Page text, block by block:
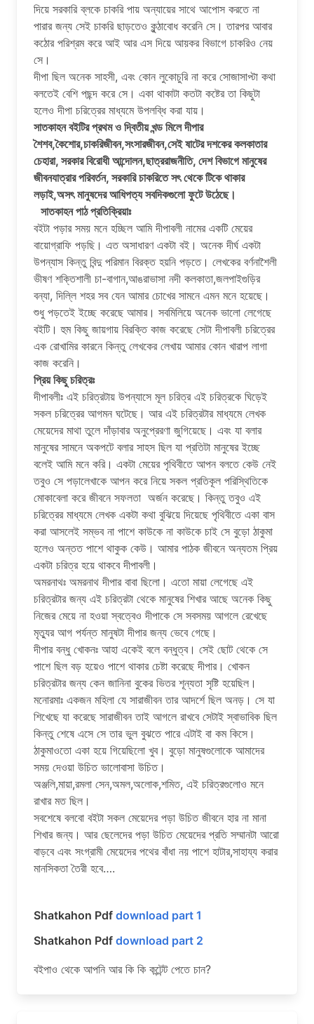
দিয়ে সরকারি ব্লকে চাকরি পায় অন্যায়ের সাথে আপোস করতে না
পারার জন্য সেই চাকরি ছাড়তেও কুন্ঠাবোধ করেনি সে। তারপর আবার
কঠোর পরিশ্রম করে আই আর এস দিয়ে আয়কর বিভাগে চাকরিও নেয়
সে।
দীপা ছিল অনেক সাহসী, এবং কোন লুকোচুরি না করে সোজাসাপ্টা কথা
বলতেই বেশি পছন্দ করে সে। একা থাকাটা কতটা কষ্টের তা কিছুটা
হলেও দীপা চরিত্রের মাধ্যমে উপলব্ধি করা যায়।
সাতকাহন বইটির প্রথম ও দ্বিতীয় খন্ড মিলে দীপার
শৈশব,কৈশোর,চাকরিজীবন,সংসারজীবন,সেই ষাটের দশকের কলকাতার
চেহারা, সরকার বিরোধী আন্দোলন,ছাত্ররাজনীতি, দেশ বিভাগে মানুষের
জীবনযাত্রার পরিবর্তন, সরকারি চাকরিতে সৎ থেকে টিকে থাকার
লড়াই,অসৎ মানুষদের আধিপত্য সবদিকগুলো ফুটে উঠেছে।
সাতকাহন পাঠ প্রতিক্রিয়াঃ
বইটা পড়ার সময় মনে হচ্ছিল আমি দীপাবলী নামের একটি মেয়ের
বায়োগ্রাফি পড়ছি। এত অসাধারণ একটা বই। অনেক দীর্ঘ একটা
উপন্যাস কিন্তু বিন্দু পরিমান বিরক্ত হয়নি পড়তে। লেখকের বর্ণনাশৈলী
ভীষণ শক্তিশালী চা-বাগান,আঙরাভাসা নদী কলকাতা,জলপাইগুড়ির
বন্যা, দিল্লি শহর সব যেন আমার চোখের সামনে এমন মনে হয়েছে।
শুধু পড়তেই ইচ্ছে করেছে আমার। সবমিলিয়ে অনেক ভালো লেগেছে
বইটি। হুম কিছু জায়গায় বিরক্তি কাজ করেছে সেটা দীপাবলী চরিত্রের
এক রোখামির কারনে কিন্তু লেখকের লেখায় আমার কোন খারাপ লাগা
কাজ করেনি।
প্রিয় কিছু চরিত্রঃ
দীপাবলীঃ এই চরিত্রটায় উপন্যাসে মূল চরিত্র এই চরিত্রকে ঘিড়েই
সকল চরিত্রের আগমন ঘটেছে। আর এই চরিত্রটার মাধ্যমে লেখক
মেয়েদের মাথা তুলে দাঁড়াবার অনুপ্রেরণা জুগিয়েছে। এবং যা বলার
মানুষের সামনে অকপটে বলার সাহস ছিল যা প্রতিটা মানুষের ইচ্ছে
বলেই আমি মনে করি। একটা মেয়ের পৃথিবীতে আপন বলতে কেউ নেই
তবুও সে পড়ালেখাকে আপন করে নিয়ে সকল প্রতিকূল পরিস্থিতিকে
মোকাবেলা করে জীবনে সফলতা অর্জন করেছে। কিন্তু তবুও এই
চরিত্রের মাধ্যমে লেখক একটা কথা বুঝিয়ে দিয়েছে পৃথিবীতে একা বাস
করা আসলেই সম্ভব না পাশে কাউকে না কাউকে চাই সে বুড়ো ঠাকুমা
হলেও অন্তত পাশে থাকুক কেউ। আমার পাঠক জীবনে অন্যতম প্রিয়
একটা চরিত্র হয়ে থাকবে দীপাবলী।
অমরনাথঃ অমরনাথ দীপার বাবা ছিলো। এতো মায়া লেগেছে এই
চরিত্রটার জন্য এই চরিত্রটা থেকে মানুষের শিখার আছে অনেক কিছু
নিজের মেয়ে না হওয়া স্বত্বেও দীপাকে সে সবসময় আগলে রেখেছে
মৃত্যুর আগ পর্যন্ত মানুষটা দীপার জন্য ভেবে গেছে।
দীপার বন্ধু খোকনঃ আহা একেই বলে বন্ধুত্ব। সেই ছোট থেকে সে
পাশে ছিল বড় হয়েও পাশে থাকার চেষ্টা করেছে দীপার। খোকন
চরিত্রটার জন্য কেন জানিনা বুকের ভিতর শূন্যতা সৃষ্টি হয়েছিল।
মনোরমাঃ একজন মহিলা যে সারাজীবন তার আদর্শে ছিল অনড়। সে যা
শিখেছে যা করেছে সারাজীবন তাই আগলে রাখবে সেটাই স্বাভাবিক ছিল
কিন্তু শেষে এসে সে তার ভুল বুঝতে পারে এটাই বা কম কিসে।
ঠাকুমাওতো একা হয়ে গিয়েছিলো খুব। বুড়ো মানুষগুলোকে আমাদের
সময় দেওয়া উচিত ভালোবাসা উচিত।
অঞ্জলি,মায়া,রমলা সেন,অমল,অলোক,শমিত, এই চরিত্রগুলোও মনে
রাখার মত ছিল।
সবশেষে বলবো বইটা সকল মেয়েদের পড়া উচিত জীবনে হার না মানা
শিখার জন্য। আর ছেলেদের পড়া উচিত মেয়েদের প্রতি সম্মানটা আরো
বাড়বে এবং সংগ্রামী মেয়েদের পথের বাঁধা নয় পাশে হাটার,সাহায্য করার
মানসিকতা তৈরী হবে….
Shatkahon Pdf download part 1
Shatkahon Pdf download part 2
বইপাও থেকে আপনি আর কি কি কন্টেন্ট পেতে চান?